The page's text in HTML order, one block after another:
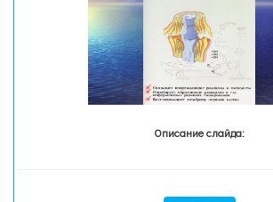
Описание слайда: